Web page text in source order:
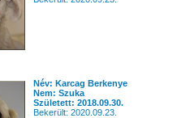
Név: Karcag Berkenye
Nem: Szuka
Született: 2018.09.30.
Bekerült: 2020.09.23.